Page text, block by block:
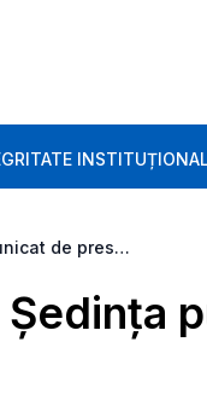
Comunicat de presă. Ședința publică a CNA din 24.08.2021